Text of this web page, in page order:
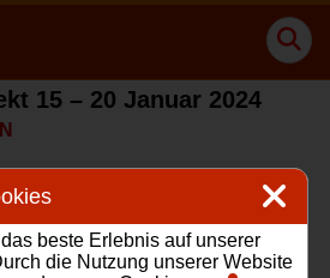
15 – 20 Januar 2024
beste Erlebnis auf unserer
die Nutzung unserer Website